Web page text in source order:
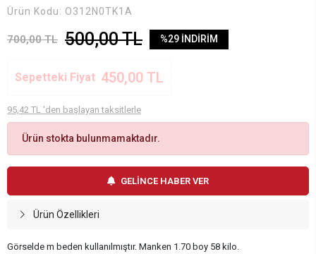
Ürün Kodu: O312N0TK1A
700,00 TL 500,00 TL %29 İNDİRİM
Sepetteki Fiyat 450,00 TL
95,42 TL 'den başlayan taksitlerle
Ürün stokta bulunmamaktadır.
GELİNCE HABER VER
Ürün Özellikleri
Görselde m beden kullanılmıştır. Manken 1.70 boy 58 kilo.